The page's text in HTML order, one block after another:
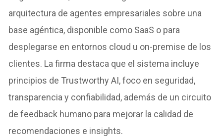
arquitectura de agentes empresariales sobre una
base agéntica, disponible como SaaS o para
desplegarse en entornos cloud u on-premise de los
clientes. La firma destaca que el sistema incluye
principios de Trustworthy AI, foco en seguridad,
transparencia y confiabilidad, además de un circuito
de feedback humano para mejorar la calidad de
recomendaciones e insights.